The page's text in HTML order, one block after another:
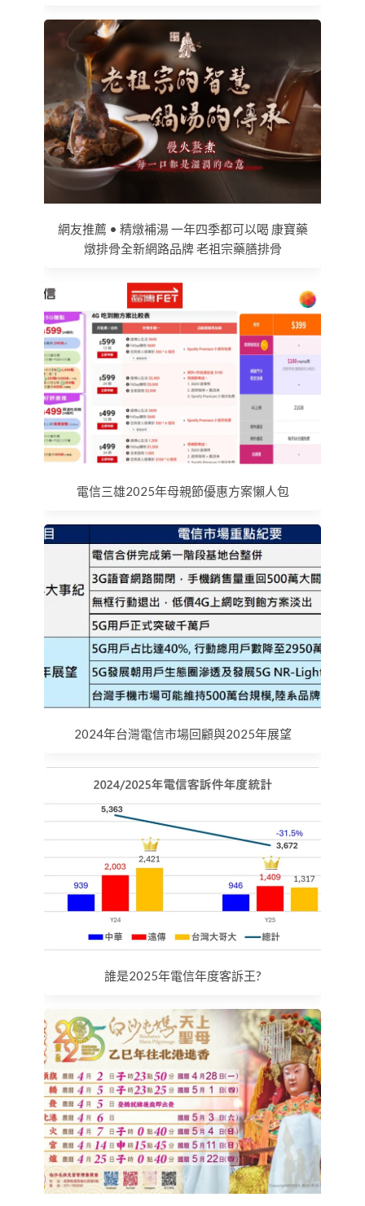
網友推薦 • 精燉補湯 一年四季都可以喝 康寶藥
燉排骨全新網路品牌 老祖宗藥膳排骨
電信三雄2025年母親節優惠方案懶人包
2024年台灣電信市場回顧與2025年展望
誰是2025年電信年度客訴王?